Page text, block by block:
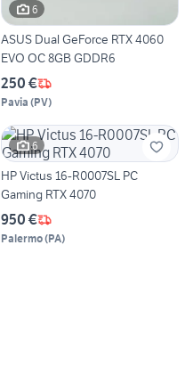
6
ASUS Dual GeForce RTX 4060
EVO OC 8GB GDDR6
250 €
Pavia (PV)
6
HP Victus 16-R0007SL PC
Gaming RTX 4070
950 €
Palermo(PA)